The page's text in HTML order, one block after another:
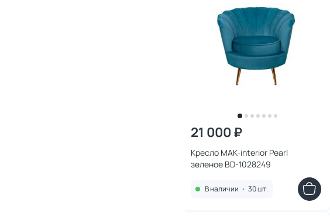
21 000 ₽
Кресло MAK-interior Pearl
зеленое BD-1028249
В наличии • 30 шт.